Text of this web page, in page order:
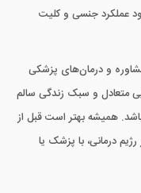
عملکرد جنسی و کلیت
و درمان‌های پزشکی
متعادل و سبک زندگی سالم
همیشه بهتر است قبل از
درمانی، با پزشک یا